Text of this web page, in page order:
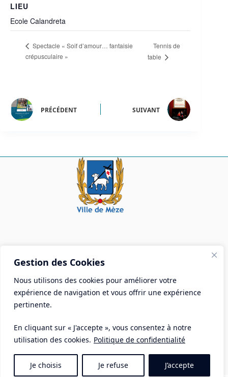
Gestion des Cookies
Nous utilisons des cookies pour améliorer votre
expérience de navigation et vous offrir une expérience
pertinente.
En cliquant sur « J'accepte », vous consentez à notre
utilisation des cookies. Politique de confidentialité
Je choisis Je refuse J’accepte
LIEU
Ecole Calandreta
Spectacle « Soif d’amour… fantaisie
crépusculaire »
Tennis de
table
PRÉCÉDENT SUIVANT
Mairie de Mèze
Place Aristide Briand - BP 28 34140 Mèze
Tél :04 67 18 30 30
Mail :
Mentions Légales